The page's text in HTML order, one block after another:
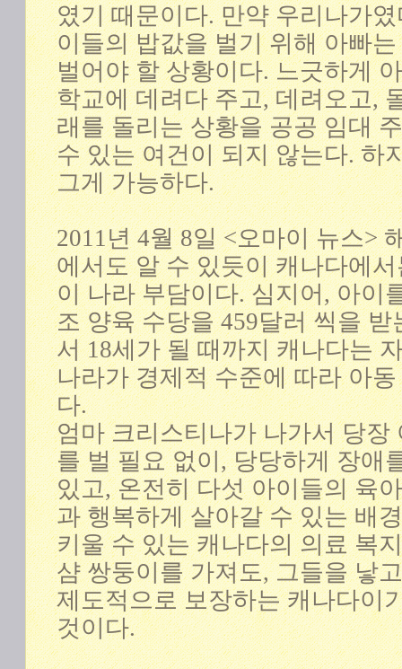
였기 때문이다. 만약 우리나가
이들의 밥값을 벌기 위해 아빠
벌어야 할 상황이다. 느긋하게
학교에 데려다 주고, 데려오고,
래를 돌리는 상황을 공공 임대
수 있는 여건이 되지 않는다. 하
그게 가능하다.
2011년 4월 8일 <오마이 뉴스>
에서도 알 수 있듯이 캐나다에
이 나라 부담이다. 심지어, 아이
조 양육 수당을 459달러 씩을
서 18세가 될 때까지 캐나다는
나라가 경제적 수준에 따라 아
다.
엄마 크리스티나가 나가서 당장
를 벌 필요 없이, 당당하게 장애
있고, 온전히 다섯 아이들의 육
과 행복하게 살아갈 수 있는 배
키울 수 있는 캐나다의 의료 복
샴 쌍둥이를 가져도, 그들을 낳
제도적으로 보장하는 캐나다이
것이다.